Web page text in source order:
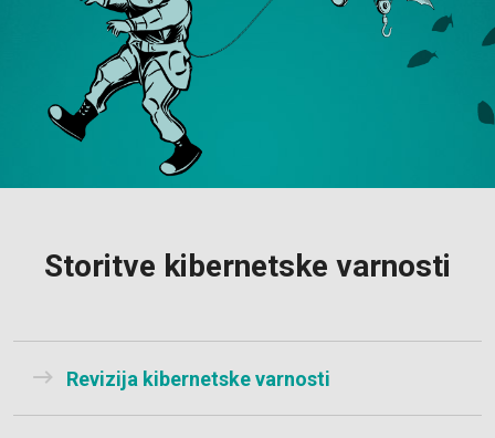
Storitve kibernetske varnosti
Revizija kibernetske varnosti